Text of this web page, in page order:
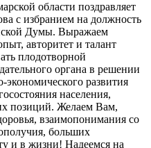
области поздравляет
с избранием на должность
Думы. Выражаем
авторитет и талант
плодотворной
органа в решении
экономического развития
населения,
позиций. Желаем Вам,
взаимопонимания со
больших
и в жизни! Надеемся на